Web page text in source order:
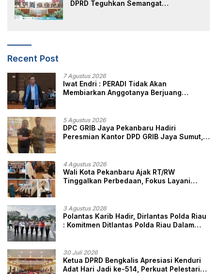
DPRD Teguhkan Semangat
Recent Post
7 Agustus 2026
Iwat Endri : PERADI Tidak Akan
Membiarkan Anggotanya Berjuang
5 Agustus 2026
DPC GRIB Jaya Pekanbaru Hadiri
Peresmian Kantor DPD GRIB Jaya Sumut,
4 Agustus 2026
Wali Kota Pekanbaru Ajak RT/RW
Tinggalkan Perbedaan, Fokus Layani
3 Agustus 2026
Polantas Karib Hadir, Dirlantas Polda Riau
: Komitmen Ditlantas Polda Riau Dalam
30 Juli 2026
Ketua DPRD Bengkalis Apresiasi Kenduri
Adat Hari Jadi ke-514, Perkuat Pelestarian